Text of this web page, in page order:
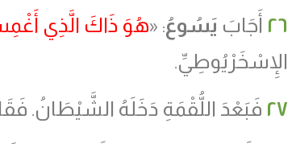
٢٦ أَجَابَ يَسُوعُ: «هُوَ ذَاكَ الَّذِي
الإِسْخَرْيُوطِيِّ.
٢٧ فَبَعْدَ اللُّقْمَةِ دَخَلَهُ الشَّيْطَانُ.